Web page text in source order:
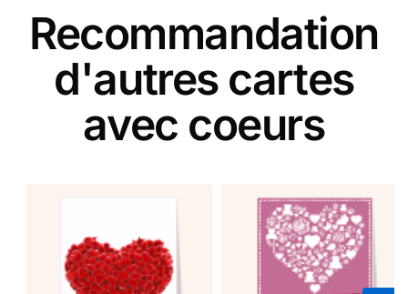
Recommandation
d'autres cartes
avec coeurs